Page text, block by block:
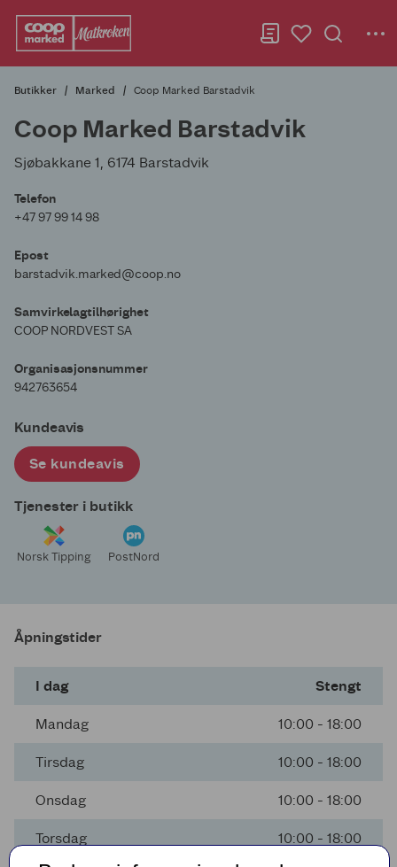
Butikker Marked Coop Marked Barstadvik
Coop Marked Barstadvik
Sjøbakkane 1, 6174 Barstadvik
Telefon
+47 97 99 14 98
Epost
barstadvik.marked@coop.no
Samvirkelagtilhørighet
COOP NORDVEST SA
Organisasjonsnummer
942763654
Kundeavis
Se kundeavis
Tjenester i butikk
Norsk Tipping PostNord
Åpningstider
I dag Stengt
Mandag 10:00 - 18:00
Tirsdag 10:00 - 18:00
Onsdag 10:00 - 18:00
Torsdag 10:00 - 18:00